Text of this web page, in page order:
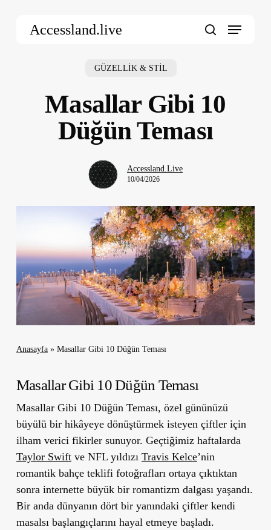
Accessland.live Menu
GÜZELLİK & STİL
Masallar Gibi 10
Düğün Teması
Accessland.Live
10/04/2026
Anasayfa» Masallar Gibi 10 Düğün Teması
Masallar Gibi 10 Düğün Teması
Masallar Gibi 10 Düğün Teması, özel gününüzü
büyülü bir hikâyeye dönüştürmek isteyen çiftler için
ilham verici fikirler sunuyor. Geçtiğimiz haftalarda
Taylor Swiftve NFL yıldızı Travis Kelce’nin
romantik bahçe teklifi fotoğrafları ortaya çıktıktan
sonra internette büyük bir romantizm dalgası yaşandı.
Bir anda dünyanın dört bir yanındaki çiftler kendi
masalsı başlangıçlarını hayal etmeye başladı.